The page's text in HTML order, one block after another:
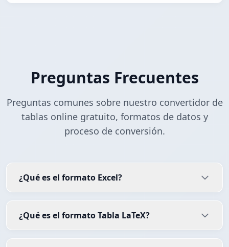
Preguntas Frecuentes
Preguntas comunes sobre nuestro convertidor de
tablas online gratuito, formatos de datos y
proceso de conversión.
¿Qué es el formato Excel?
¿Qué es el formato Tabla LaTeX?